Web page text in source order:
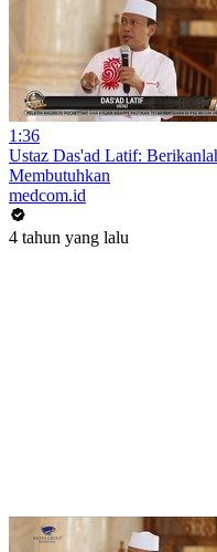
1:36
Ustaz Das'ad Latif:
Membutuhkan
medcom.id
4 tahun yang lalu